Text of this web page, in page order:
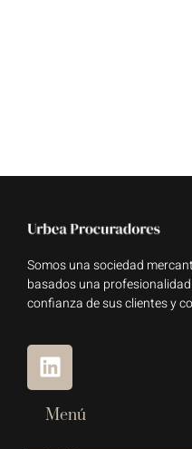
Somos una sociedad
basados una
confianza de sus clientes y
Menú